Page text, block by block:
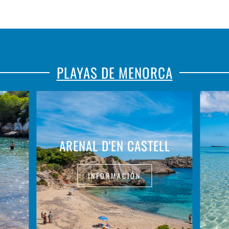
PLAYAS DE MENORCA
ARENAL D'EN CASTELL
INFORMACIÓN